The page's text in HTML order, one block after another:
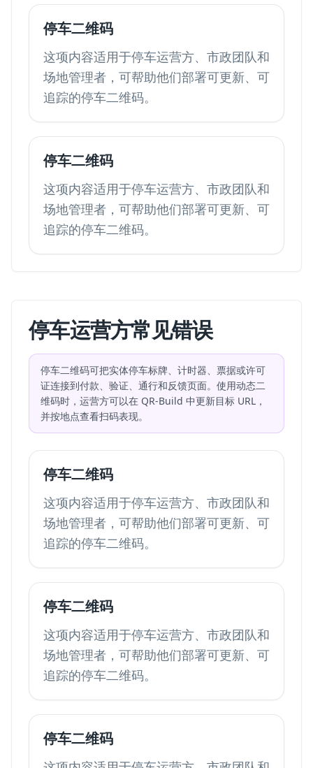
停车二维码
这项内容适用于停车运营方、市政团队和
场地管理者，可帮助他们部署可更新、可
追踪的停车二维码。
停车二维码
这项内容适用于停车运营方、市政团队和
场地管理者，可帮助他们部署可更新、可
追踪的停车二维码。
停车运营方常见错误
停车二维码可把实体停车标牌、计时器、票据或许可
证连接到付款、验证、通行和反馈页面。使用动态二
维码时，运营方可以在 QR-Build 中更新目标 URL，
并按地点查看扫码表现。
停车二维码
这项内容适用于停车运营方、市政团队和
场地管理者，可帮助他们部署可更新、可
追踪的停车二维码。
停车二维码
这项内容适用于停车运营方、市政团队和
场地管理者，可帮助他们部署可更新、可
追踪的停车二维码。
停车二维码